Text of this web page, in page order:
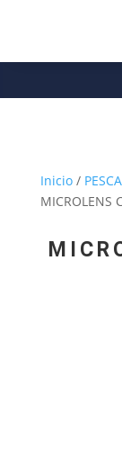
Inicio/
MICROLENS